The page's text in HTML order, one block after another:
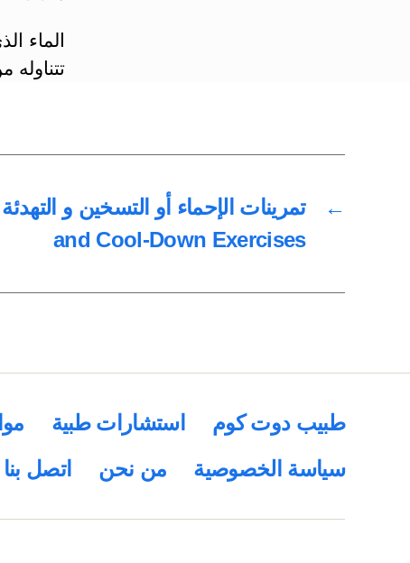
‏الماء
تتناوله
←
and Cool-Down Exercises
طبيب دوت كوم استشارات طبية
سياسة الخصوصية
من نحن اتصل بنا